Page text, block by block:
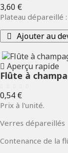
Prix
3,60 €
Plateau dépareillé
Ajouter au
Aperçu rapide
Flûte à
Prix
0,54 €
Prix à l'unité.
Verres dépareillés
Contenance de la